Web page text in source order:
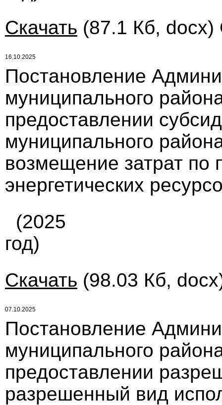
Скачать (87.1 Кб, docx)
16.10.2025
Постановление
муниципального
предоставлении
муниципального
возмещение затрат по
энергетических
(2025
год)
Скачать (98.03 Кб,
07.10.2025
Постановление
муниципального
предоставлении
разрешенный вид